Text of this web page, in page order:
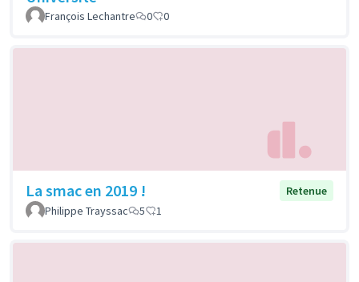
François Lechantre 0 0
La smac en 2019 !
Retenue
Philippe Trayssac
5 1